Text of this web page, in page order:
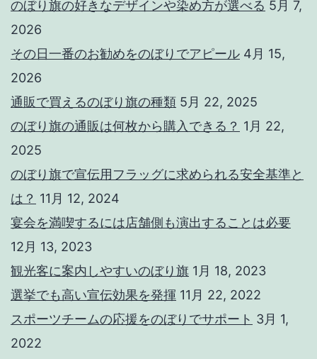
のぼり旗の好きなデザインや染め方が選べる 5月 7,
2026
その日一番のお勧めをのぼりでアピール 4月 15,
2026
通販で買えるのぼり旗の種類 5月 22, 2025
のぼり旗の通販は何枚から購入できる？ 1月 22,
2025
のぼり旗で宣伝用フラッグに求められる安全基準と
は？ 11月 12, 2024
宴会を満喫するには店舗側も演出することは必要
12月 13, 2023
観光客に案内しやすいのぼり旗 1月 18, 2023
選挙でも高い宣伝効果を発揮 11月 22, 2022
スポーツチームの応援をのぼりでサポート 3月 1,
2022